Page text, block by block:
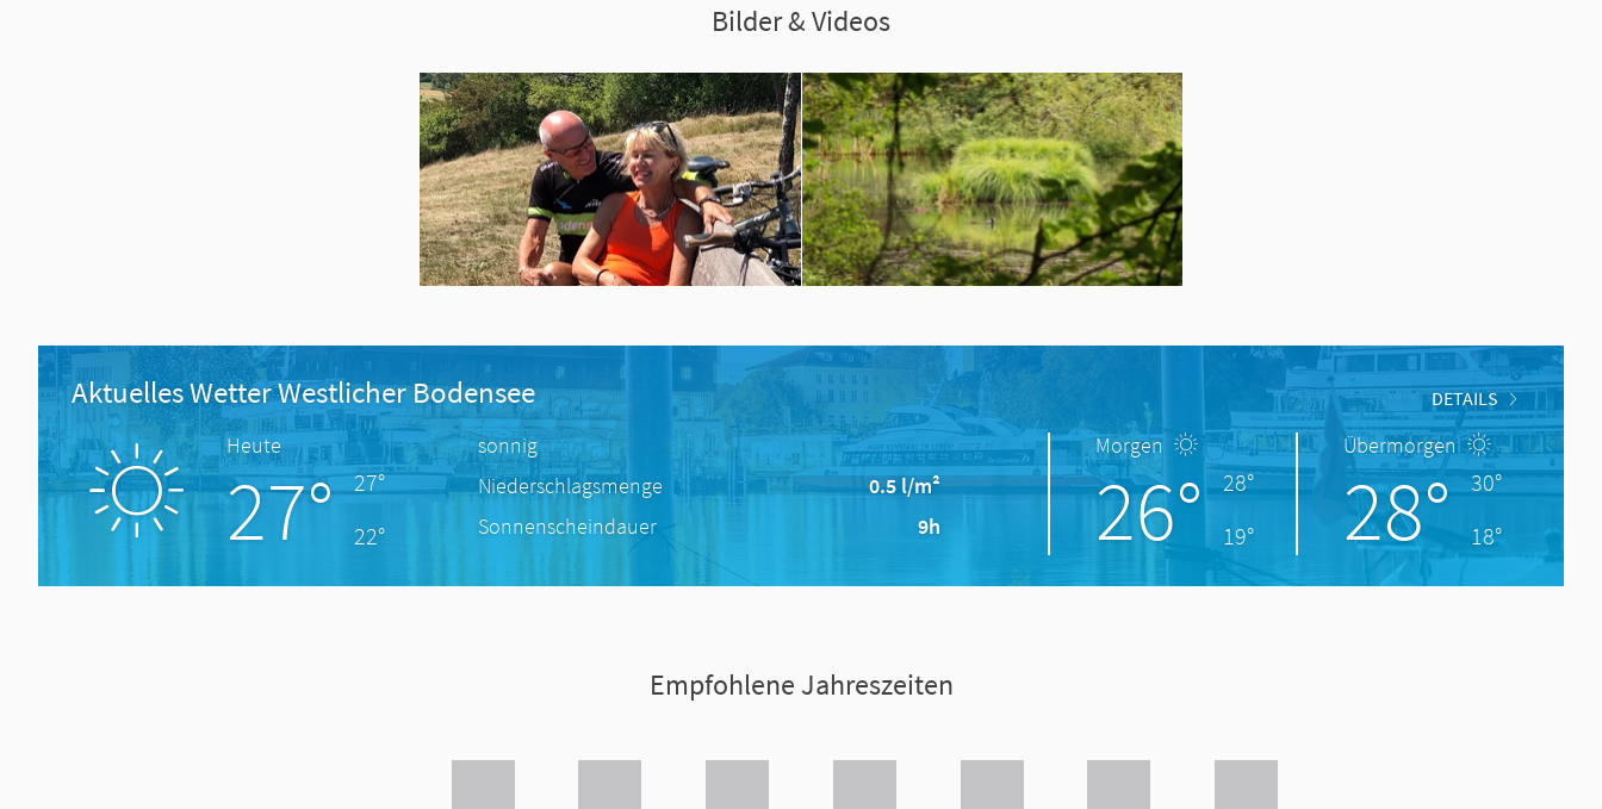
Bilder & Videos
Aktuelles Wetter Westlicher Bodensee DETAILS
Heute
27°
27°
22°
sonnig
Niederschlagsmenge
0.5 l/m²
Sonnenscheindauer
9h
Morgen
26°
28°
19°
Übermorgen
28°
30°
18°
Empfohlene Jahreszeiten